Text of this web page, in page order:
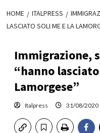
HOME ITALPRESS
LASCIATO SOLI ME E LA
Immigrazione,
“hanno
Lamorgese”
Italpress 31/08/2020